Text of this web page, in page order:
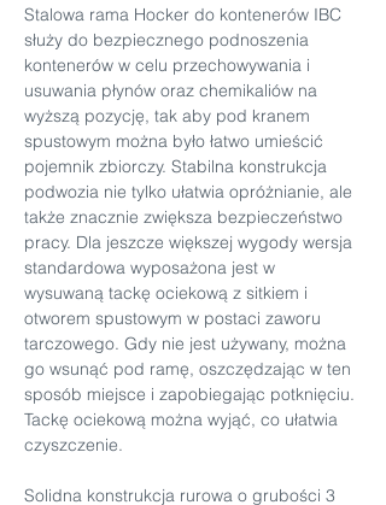
Stalowa rama Hocker do kontenerów IBC
służy do bezpiecznego podnoszenia
kontenerów w celu przechowywania i
usuwania płynów oraz chemikaliów na
wyższą pozycję, tak aby pod kranem
spustowym można było łatwo umieścić
pojemnik zbiorczy. Stabilna konstrukcja
podwozia nie tylko ułatwia opróżnianie, ale
także znacznie zwiększa bezpieczeństwo
pracy. Dla jeszcze większej wygody wersja
standardowa wyposażona jest w
wysuwaną tackę ociekową z sitkiem i
otworem spustowym w postaci zaworu
tarczowego. Gdy nie jest używany, można
go wsunąć pod ramę, oszczędzając w ten
sposób miejsce i zapobiegając potknięciu.
Tackę ociekową można wyjąć, co ułatwia
czyszczenie.
Solidna konstrukcja rurowa o grubości 3